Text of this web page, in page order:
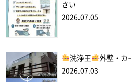
さい
2026.07.05
洗浄王
外壁・カ
2026.07.03